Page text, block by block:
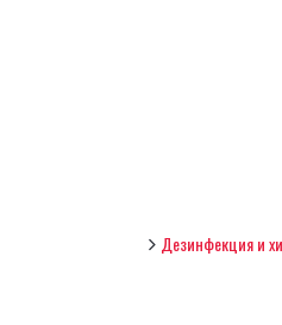
Дезинфекция и